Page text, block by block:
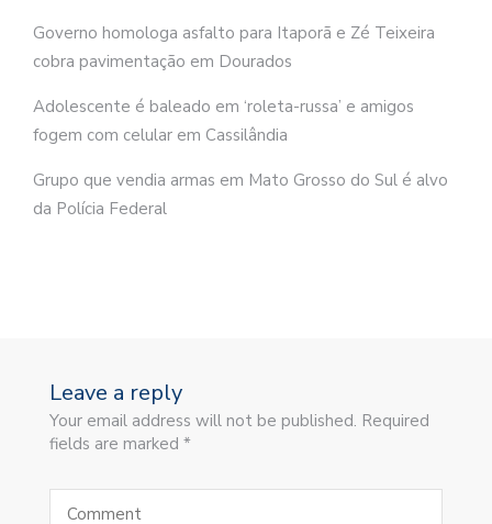
Governo homologa asfalto para Itaporã e Zé Teixeira
cobra pavimentação em Dourados
Adolescente é baleado em ‘roleta-russa’ e amigos
fogem com celular em Cassilândia
Grupo que vendia armas em Mato Grosso do Sul é alvo
da Polícia Federal
Leave a reply
Your email address will not be published. Required
fields are marked *